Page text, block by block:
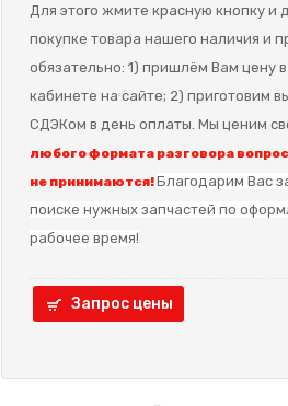
Для этого жмите красную кнопку и
покупке товара нашего наличия и
обязательно: 1) пришлём Вам цену
кабинете на сайте; 2) приготовим
СДЭКом в день оплаты. Мы ценим
любого формата разговора
не принимаются!Благодарим Вас
поиске нужных запчастей по
рабочее время!
Запрос цены